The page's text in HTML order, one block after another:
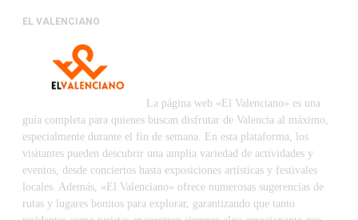
EL VALENCIANO
La página web «El Valenciano» es una
guía completa para quienes buscan disfrutar de Valencia al máximo,
especialmente durante el fin de semana. En esta plataforma, los
visitantes pueden descubrir una amplia variedad de actividades y
eventos, desde conciertos hasta exposiciones artísticas y festivales
locales. Además, «El Valenciano» ofrece numerosas sugerencias de
rutas y lugares bonitos para explorar, garantizando que tanto